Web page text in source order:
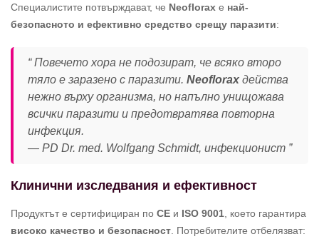
Специалистите потвърждават, че Neoflorax е най-
безопасното и ефективно средство срещу паразити:
Повечето хора не подозират, че всяко второ
тяло е заразено с паразити. Neoflorax действа
нежно върху организма, но напълно унищожава
всички паразити и предотвратява повторна
инфекция.
— PD Dr. med. Wolfgang Schmidt, инфекционист
Клинични изследвания и ефективност
Продуктът е сертифициран по CE и ISO 9001 , което гарантира
високо качество и безопасност . Потребителите отбелязват: